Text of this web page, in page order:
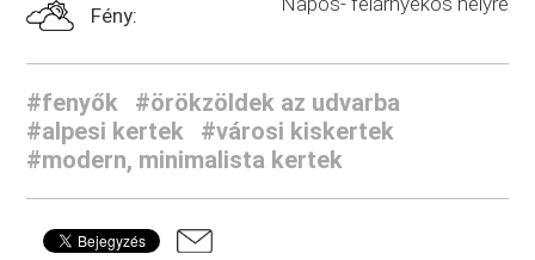
Fény:
#fenyők
#örökzöldek az udvarba
#alpesi kertek
#városi kiskertek
#modern, minimalista kertek